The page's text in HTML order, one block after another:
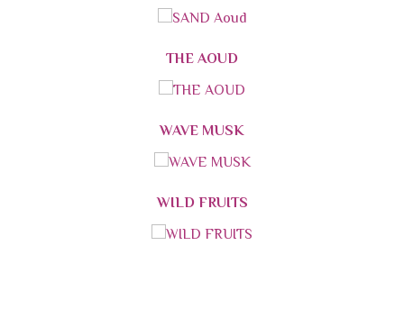
THE AOUD
WAVE MUSK
WILD FRUITS